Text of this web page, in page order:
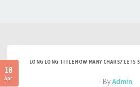
18
Apr
LONG LONG TITLE HOW MANY CHARS? LETS
- ByAdmin